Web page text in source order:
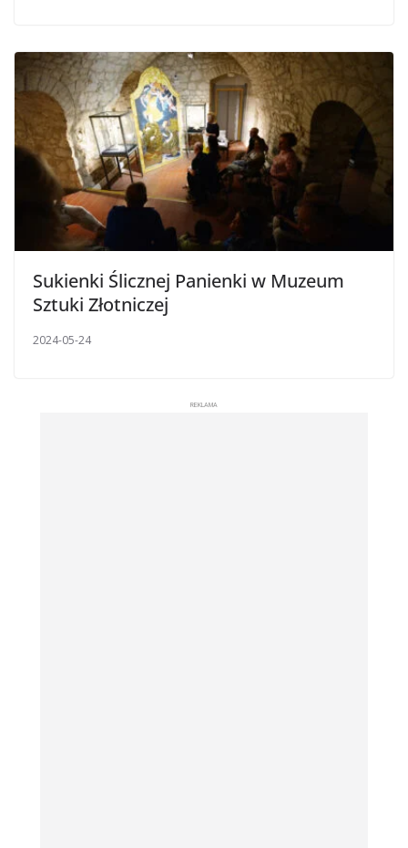
Sukienki Ślicznej Panienki w Muzeum
Sztuki Złotniczej
2024-05-24
REKLAMA